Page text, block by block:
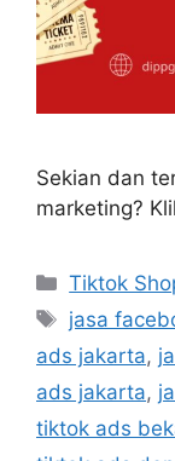
Sekian dan
marketing?
Tiktok
jasa
ads jakarta,
ads jakarta,
tiktok ads